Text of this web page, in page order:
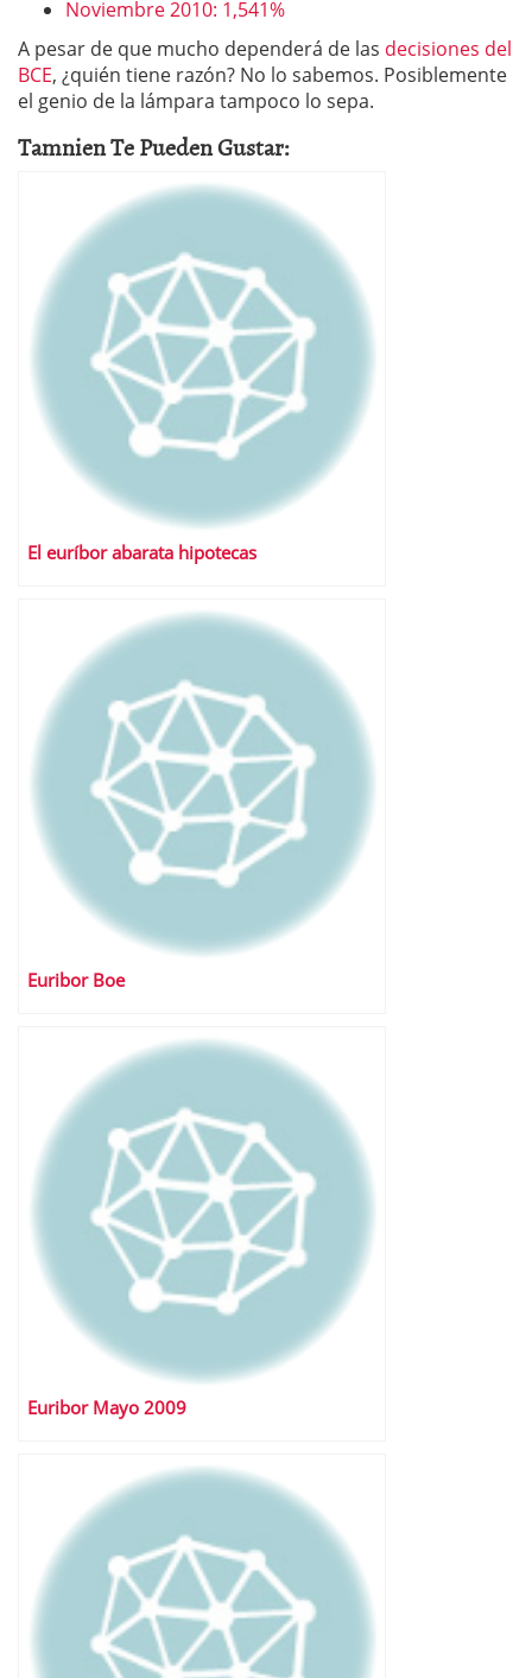
Noviembre 2010: 1,541%
A pesar de que mucho dependerá de las decisiones del
BCE, ¿quién tiene razón? No lo sabemos. Posiblemente
el genio de la lámpara tampoco lo sepa.
Tamnien Te Pueden Gustar:
El euríbor abarata hipotecas
Euribor Boe
Euribor Mayo 2009